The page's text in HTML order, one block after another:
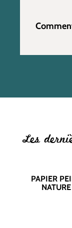
Les
PAPIER
NATURE